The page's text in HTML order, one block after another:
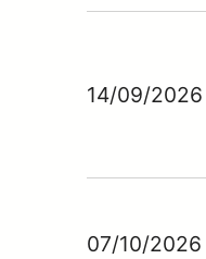
14/09/2026
07/10/2026